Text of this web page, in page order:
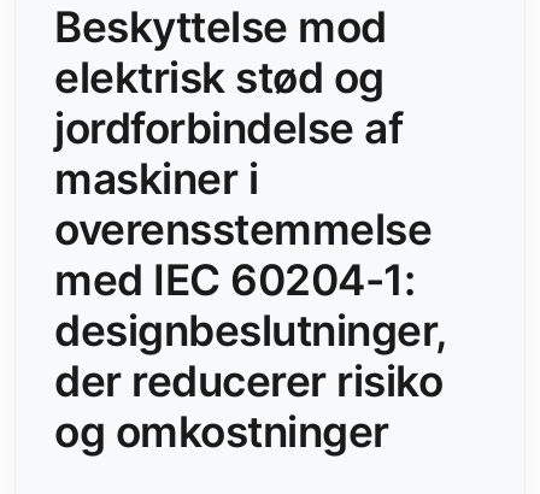
Beskyttelse mod
elektrisk stød og
jordforbindelse af
maskiner i
overensstemmelse
med IEC 60204-1:
designbeslutninger,
der reducerer risiko
og omkostninger